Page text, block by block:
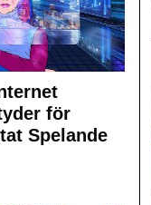
för
Spelande